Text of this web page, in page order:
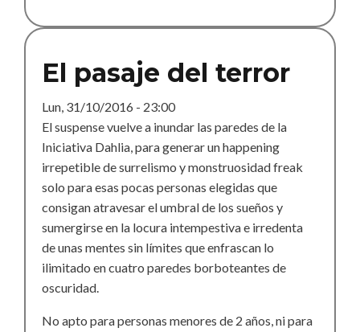
octubre
El pasaje del terror
Lun, 31/10/2016 - 23:00
El suspense vuelve a inundar las paredes de la
Iniciativa Dahlia, para generar un happening
irrepetible de surrelismo y monstruosidad freak
solo para esas pocas personas elegidas que
consigan atravesar el umbral de los sueños y
sumergirse en la locura intempestiva e irredenta
de unas mentes sin límites que enfrascan lo
ilimitado en cuatro paredes borboteantes de
oscuridad.
No apto para personas menores de 2 años, ni para